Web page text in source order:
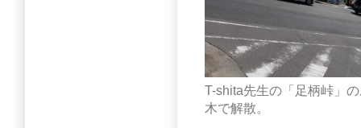
T-shita先生の「足柄峠」
木で解散。